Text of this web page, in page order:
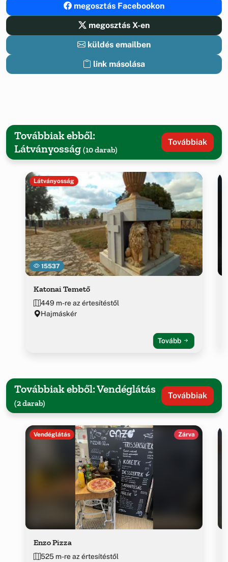
megosztás Facebookon
megosztás X-en
küldés emailben
link másolása
Továbbiak ebből:
Látványosság (10 darab)
Továbbiak
15537
Látványosság
Katonai Temető
449 m-re az értesítéstől
Hajmáskér
Tovább
Továbbiak ebből: Vendéglátás
(2 darab)
Továbbiak
Vendéglátás Zárva
Enzo Pizza
525 m-re az értesítéstől